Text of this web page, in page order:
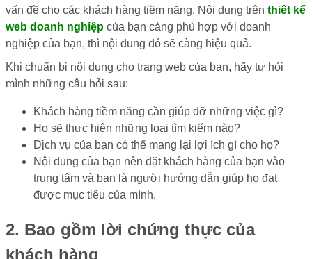
vấn đề cho các khách hàng tiềm năng. Nội dung trên thiết kế
web doanh nghiệp của bạn càng phù hợp với doanh
nghiệp của bạn, thì nội dung đó sẽ càng hiệu quả.
Khi chuẩn bị nội dung cho trang web của bạn, hãy tự hỏi
mình những câu hỏi sau:
Khách hàng tiềm năng cần giúp đỡ những việc gì?
Họ sẽ thực hiện những loại tìm kiếm nào?
Dịch vụ của bạn có thể mang lại lợi ích gì cho họ?
Nội dung của bạn nên đặt khách hàng của bạn vào
trung tâm và bạn là người hướng dẫn giúp họ đạt
được mục tiêu của mình.
2. Bao gồm lời chứng thực của
khách hàng